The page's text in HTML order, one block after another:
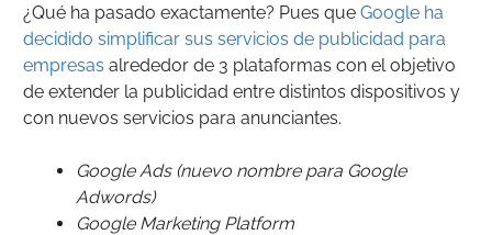
¿Qué ha pasado exactamente? Pues que Google ha
decidido simplificar sus servicios de publicidad para
empresas alrededor de 3 plataformas con el objetivo
de extender la publicidad entre distintos dispositivos y
con nuevos servicios para anunciantes.
Google Ads (nuevo nombre para Google
Adwords)
Google Marketing Platform